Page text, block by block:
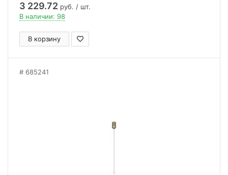
3 229.72 руб. / шт.
В наличии: 98
В корзину
685241